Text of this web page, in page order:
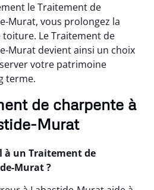
le Traitement de
Murat, vous prolongez la
Le Traitement de
Murat devient ainsi un choix
votre patrimoine
terme.
de charpente à
Murat
à un Traitement de
Murat ?